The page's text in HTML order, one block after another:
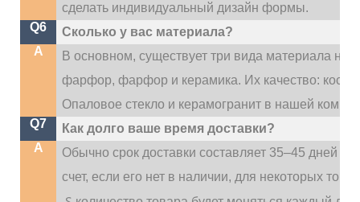
сделать индивидуальный дизайн формы.
Q6
Сколько у вас материала?
A
В основном, существует три вида материала
фарфор, фарфор и керамика. Их качество:
Опаловое стекло и керамогранит в нашей
Q7
Как долго ваше время доставки?
A
Обычно срок доставки составляет 35–45 дней
счет, если его нет в наличии, для некоторых